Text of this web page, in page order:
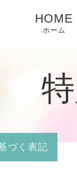
HOME
ホーム
づく表記